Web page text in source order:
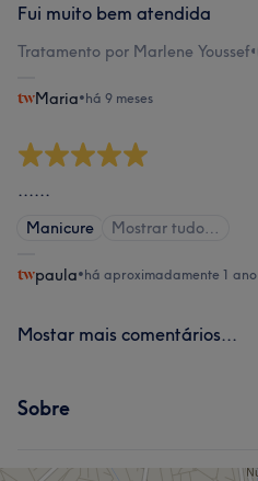
Fui muito bem atendida
Tratamento por Marlene Youssef•
Maria•há 9 meses
......
Manicure Mostrar tudo…
paula•há aproximadamente 1 ano
Mostar mais comentários...
Sobre